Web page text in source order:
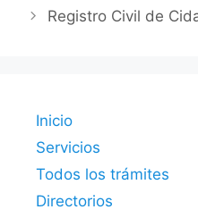
Registro Civil de
Inicio
Servicios
Todos los trámites
Directorios